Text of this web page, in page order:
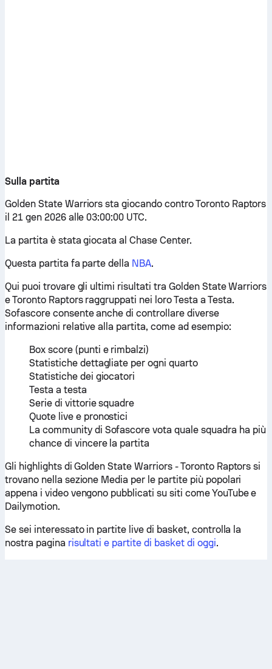
Sulla partita
Golden State Warriors sta giocando contro Toronto Raptors
il 21 gen 2026 alle 03:00:00 UTC.
La partita è stata giocata al Chase Center.
Questa partita fa parte della NBA.
Qui puoi trovare gli ultimi risultati tra Golden State Warriors
e Toronto Raptors raggruppati nei loro Testa a Testa.
Sofascore consente anche di controllare diverse
informazioni relative alla partita, come ad esempio:
Box score (punti e rimbalzi)
Statistiche dettagliate per ogni quarto
Statistiche dei giocatori
Testa a testa
Serie di vittorie squadre
Quote live e pronostici
La community di Sofascore vota quale squadra ha più
chance di vincere la partita
Gli highlights di Golden State Warriors - Toronto Raptors si
trovano nella sezione Media per le partite più popolari
appena i video vengono pubblicati su siti come YouTube e
Dailymotion.
Se sei interessato in partite live di basket, controlla la
nostra pagina risultati e partite di basket di oggi.